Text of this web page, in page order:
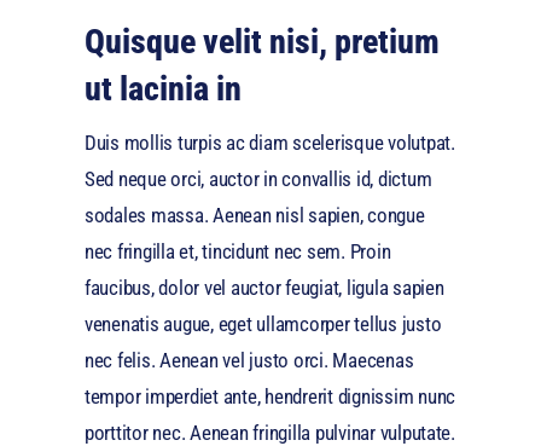
Quisque velit nisi, pretium
ut lacinia in
Duis mollis turpis ac diam scelerisque volutpat.
Sed neque orci, auctor in convallis id, dictum
sodales massa. Aenean nisl sapien, congue
nec fringilla et, tincidunt nec sem. Proin
faucibus, dolor vel auctor feugiat, ligula sapien
venenatis augue, eget ullamcorper tellus justo
nec felis. Aenean vel justo orci. Maecenas
tempor imperdiet ante, hendrerit dignissim nunc
porttitor nec. Aenean fringilla pulvinar vulputate.